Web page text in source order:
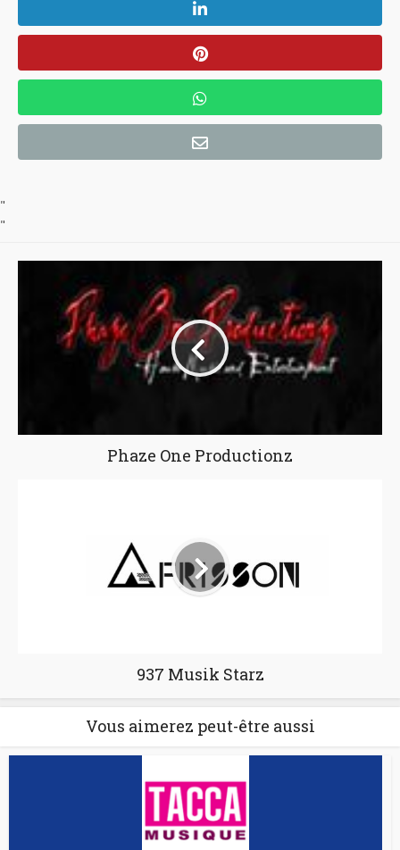
"
"
Phaze One Productionz
937 Musik Starz
Vous aimerez peut-être aussi